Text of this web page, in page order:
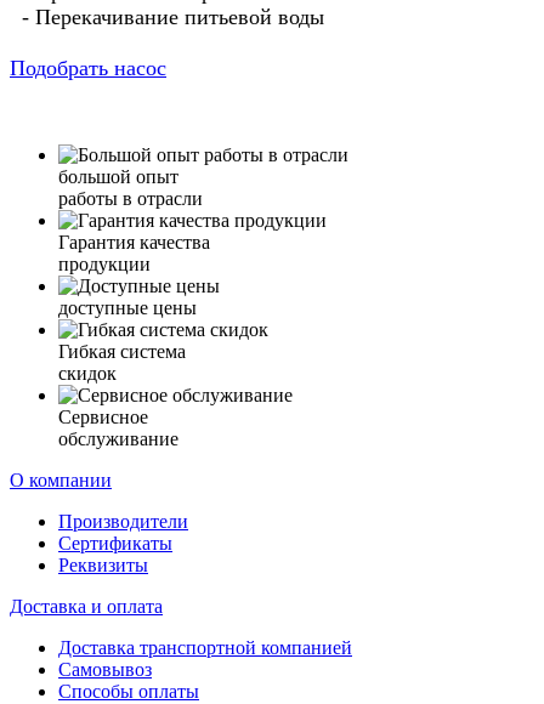
- Перекачивание питьевой воды
Подобрать насос
большой опыт
работы в отрасли
Гарантия качества
продукции
доступные цены
Гибкая система
скидок
Сервисное
обслуживание
О компании
Производители
Сертификаты
Реквизиты
Доставка и оплата
Доставка транспортной компанией
Самовывоз
Способы оплаты